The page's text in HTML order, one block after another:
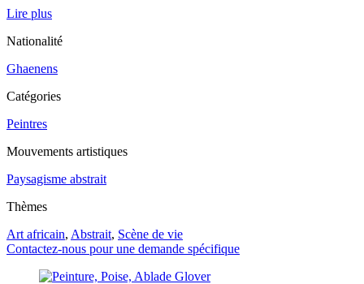
Lire plus
Nationalité
Ghaenens
Catégories
Peintres
Mouvements artistiques
Paysagisme abstrait
Thèmes
Art africain, Abstrait, Scène de vie
Contactez-nous pour une demande spécifique